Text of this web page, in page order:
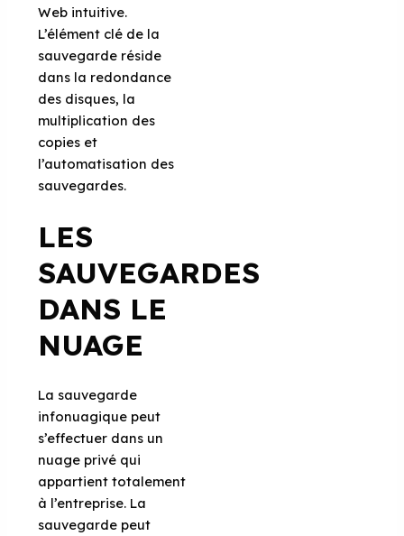
Web intuitive.
L’élément clé de la
sauvegarde réside
dans la redondance
des disques, la
multiplication des
copies et
l’automatisation des
sauvegardes.
LES
SAUVEGARDES
DANS LE
NUAGE
La sauvegarde
infonuagique peut
s’effectuer dans un
nuage privé qui
appartient totalement
à l’entreprise. La
sauvegarde peut